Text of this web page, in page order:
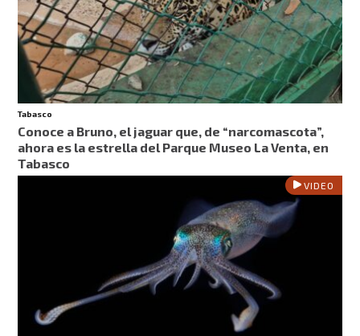
Tabasco
Conoce a Bruno, el jaguar que, de “narcomascota”,
ahora es la estrella del Parque Museo La Venta, en
Tabasco
VIDEO